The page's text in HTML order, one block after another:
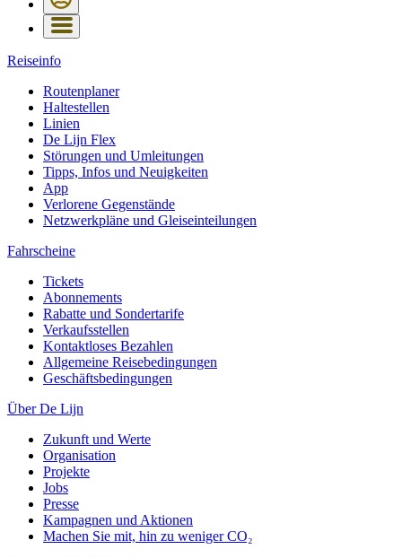
Reiseinfo
Routenplaner
Haltestellen
Linien
De Lijn Flex
Störungen und Umleitungen
Tipps, Infos und Neuigkeiten
App
Verlorene Gegenstände
Netzwerkpläne und Gleiseinteilungen
Fahrscheine
Tickets
Abonnements
Rabatte und Sondertarife
Verkaufsstellen
Kontaktloses Bezahlen
Allgemeine Reisebedingungen
Geschäftsbedingungen
Über De Lijn
Zukunft und Werte
Organisation
Projekte
Jobs
Presse
Kampagnen und Aktionen
Machen Sie mit, hin zu weniger CO₂